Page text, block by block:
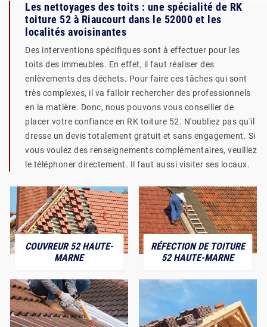
Les nettoyages des toits : une spécialité de RK
toiture 52 à Riaucourt dans le 52000 et les
localités avoisinantes
Des interventions spécifiques sont à effectuer pour les
toits des immeubles. En effet, il faut réaliser des
enlèvements des déchets. Pour faire ces tâches qui sont
très complexes, il va falloir rechercher des professionnels
en la matière. Donc, nous pouvons vous conseiller de
placer votre confiance en RK toiture 52. N'oubliez pas qu'il
dresse un devis totalement gratuit et sans engagement. Si
vous voulez des renseignements complémentaires, veuillez
le téléphoner directement. Il faut aussi visiter ses locaux.
COUVREUR 52 HAUTE-
MARNE
RÉFECTION DE TOITURE
52 HAUTE-MARNE